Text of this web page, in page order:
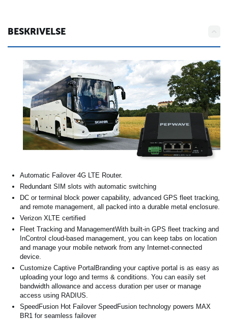
BESKRIVELSE
Automatic Failover 4G LTE Router.
Redundant SIM slots with automatic switching
DC or terminal block power capability, advanced GPS fleet tracking,
and remote management, all packed into a durable metal enclosure.
Verizon XLTE certified
Fleet Tracking and ManagementWith built-in GPS fleet tracking and
InControl cloud-based management, you can keep tabs on location
and manage your mobile network from any Internet-connected
device.
Customize Captive PortalBranding your captive portal is as easy as
uploading your logo and terms & conditions. You can easily set
bandwidth allowance and access duration per user or manage
access using RADIUS.
SpeedFusion Hot Failover SpeedFusion technology powers MAX
BR1 for seamless failover